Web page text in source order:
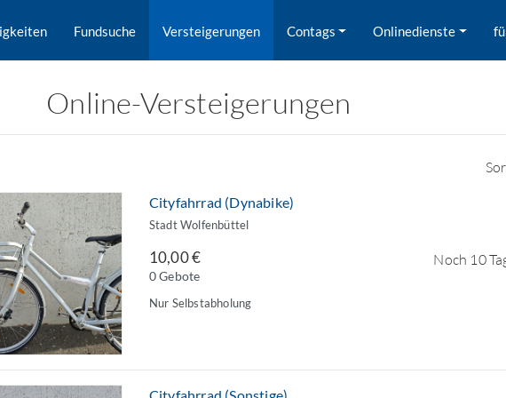
Fundsuche Versteigerungen Contags Onlinedienste
Online-Versteigerungen
nach Orten gesucht.
Cityfahrrad (Dynabike)
Stadt Wolfenbüttel
10,00 €
0 Gebote
Nur Selbstabholung
Noch 10